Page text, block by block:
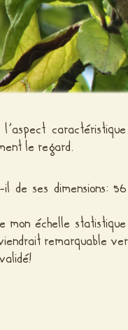
le regard.
il de ses dimensions:
mon échelle
remarquable